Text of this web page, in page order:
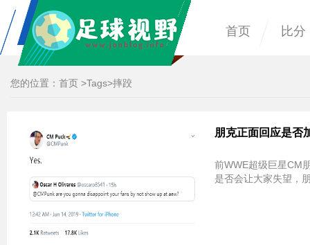
首页 比分
您的位置： 首页 >Tags>摔跤
朋克正面回应是否
前WWE超级巨星CM
是否会让大家失望，